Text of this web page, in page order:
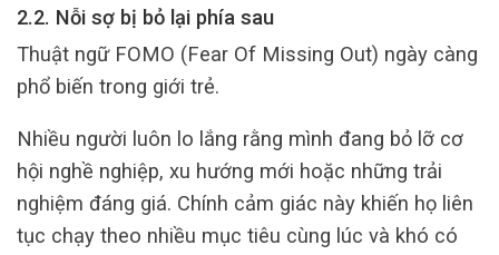
2.2. Nỗi sợ bị bỏ lại phía sau
Thuật ngữ FOMO (Fear Of Missing Out) ngày càng
phổ biến trong giới trẻ.
Nhiều người luôn lo lắng rằng mình đang bỏ lỡ cơ
hội nghề nghiệp, xu hướng mới hoặc những trải
nghiệm đáng giá. Chính cảm giác này khiến họ liên
tục chạy theo nhiều mục tiêu cùng lúc và khó có